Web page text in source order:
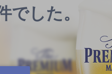
でした。